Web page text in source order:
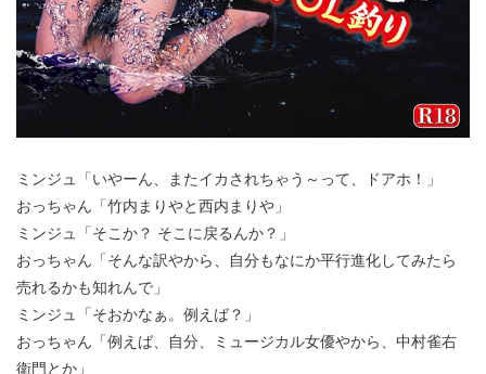
ミンジュ「いやーん、またイカされちゃう～って、ドアホ！」
おっちゃん「竹内まりやと西内まりや」
ミンジュ「そこか？ そこに戻るんか？」
おっちゃん「そんな訳やから、自分もなにか平行進化してみたら
売れるかも知れんで」
ミンジュ「そおかなぁ。例えば？」
おっちゃん「例えば、自分、ミュージカル女優やから、中村雀右
衛門とか」